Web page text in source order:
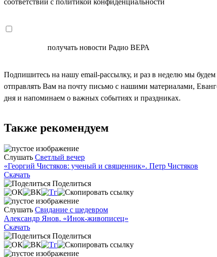
соответствии с политикой конфиденциальности
получать новости Радио ВЕРА
Подпишитесь на нашу email-рассылку, и раз в неделю мы будем
отправлять Вам на почту письмо с нашими материалами,
дня и напоминаем о важных событиях и праздниках.
Также рекомендуем
Слушать Светлый вечер
«Георгий Чистяков: ученый и священник». Петр Чистяков
Скачать
Поделиться
Слушать Свидание с шедевром
Александр Янов. «Инок-живописец»
Скачать
Поделиться